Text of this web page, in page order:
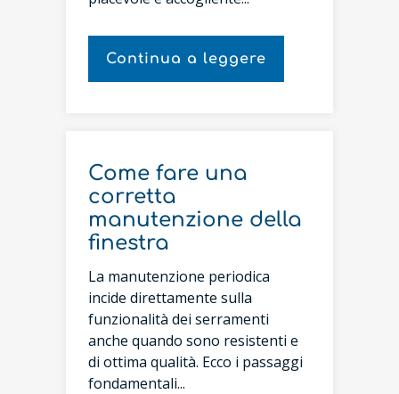
Continua a leggere
Come fare una
corretta
manutenzione della
finestra
La manutenzione periodica
incide direttamente sulla
funzionalità dei serramenti
anche quando sono resistenti e
di ottima qualità. Ecco i passaggi
fondamentali...